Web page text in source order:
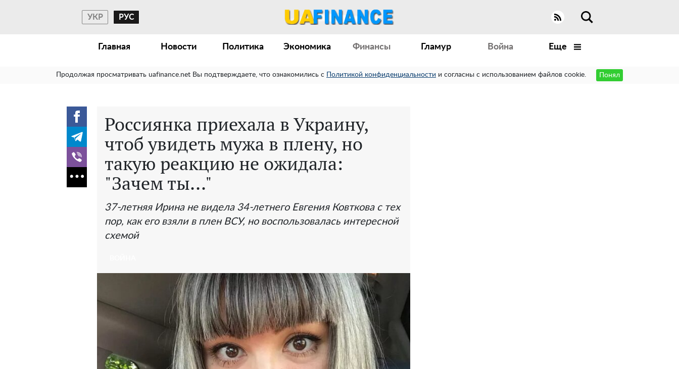
УКР РУС
Главная Новости Политика Экономика Финансы Гламур Война Еще
Продолжая просматривать uafinance.net Вы подтверждаете, что ознакомились с Политикой конфиденциальности и согласны с использованием файлов cookie. Понял
Россиянка приехала в Украину,
чтоб увидеть мужа в плену, но
такую реакцию не ожидала:
"Зачем ты..."
37-летняя Ирина не видела 34-летнего Евгения Ковткова с тех
пор, как его взяли в плен ВСУ, но воспользовалась интересной
схемой